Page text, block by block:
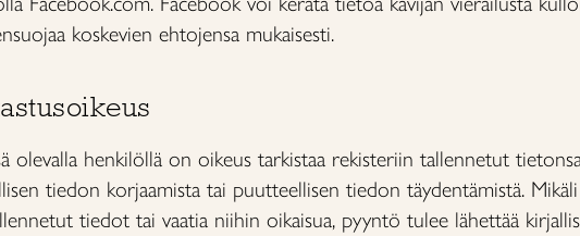
koskevien ehtojensa mukaisesti.
olevalla henkilöllä on oikeus tarkistaa rekisteriin tallennetut
tiedon korjaamista tai puutteellisen tiedon täydentämistä.
tiedot tai vaatia niihin oikaisua, pyyntö tulee lähettää